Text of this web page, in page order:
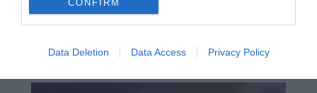
CONFIRM
Data Deletion Data Access Privacy Policy